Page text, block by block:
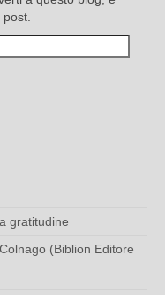
gratitudine
(Biblion Editore